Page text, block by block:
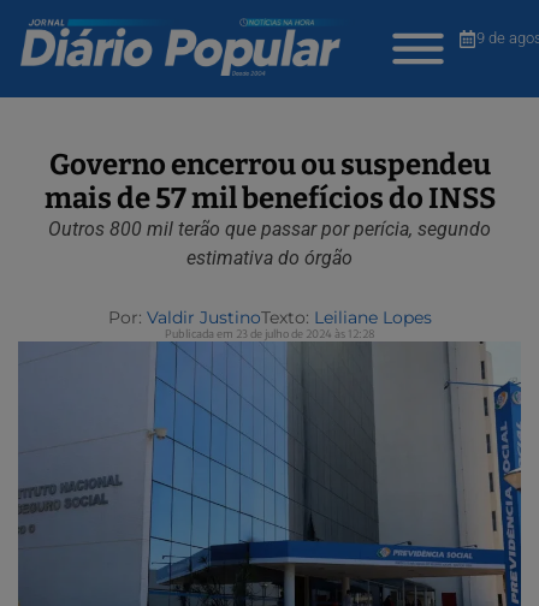
9 de
Governo encerrou ou suspendeu
mais de 57 mil benefícios do INSS
Outros 800 mil terão que passar por perícia, segundo
estimativa do órgão
Por: Valdir JustinoTexto: Leiliane Lopes
Publicada em 23 de julho de 2024 às 12:28